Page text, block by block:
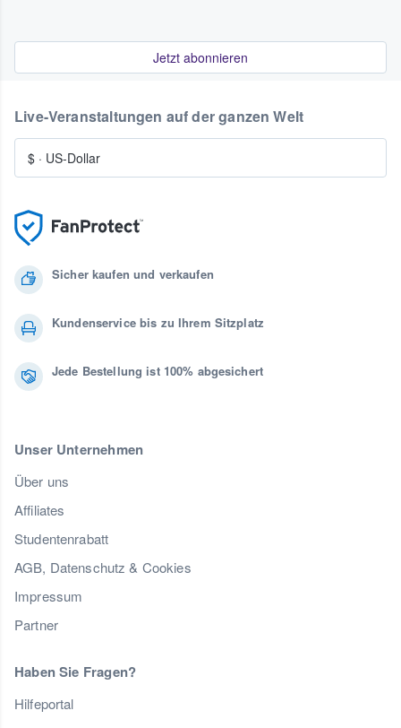
Jetzt abonnieren
Sicher kaufen und verkaufen
Kundenservice bis zu Ihrem Sitzplatz
Jede Bestellung ist 100% abgesichert
Unser Unternehmen
Über uns
Affiliates
Studentenrabatt
AGB, Datenschutz & Cookies
Impressum
Partner
Haben Sie Fragen?
Hilfeportal
Live-Veranstaltungen auf der ganzen Welt
$ · US-Dollar